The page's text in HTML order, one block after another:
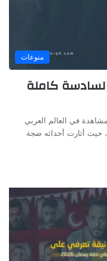
منوعات
كاملة
في العالم العربي
أثارت أحداثه ضجة